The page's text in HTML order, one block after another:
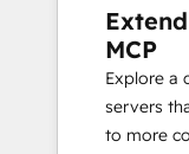
MCP
Explore a
servers
to more